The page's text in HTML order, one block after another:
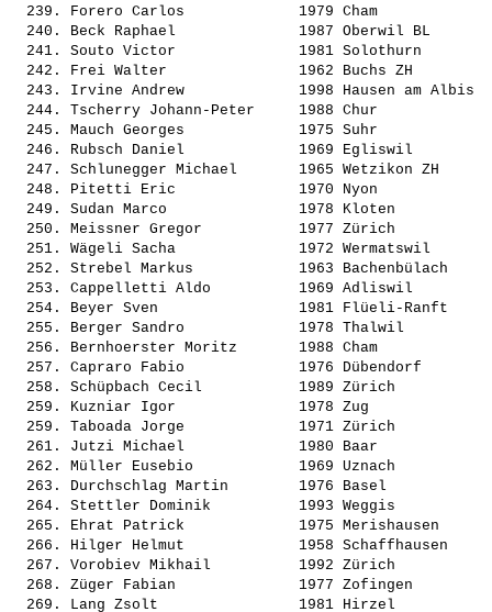
  239.
Forero Carlos
1979 Cham
  240.
Beck Raphael
1987 Oberwil BL
  241.
Souto Victor
1981 Solothurn
  242.
Frei Walter
1962 Buchs ZH
  243.
Irvine Andrew
1998 Hausen am
  244.
Tscherry Johann-Peter
1988 Chur
  245.
Mauch Georges
1975 Suhr
  246.
Rubsch Daniel
1969 Egliswil
  247.
Schlunegger Michael
1965 Wetzikon
  248.
Pitetti Eric
1970 Nyon
  249.
Sudan Marco
1978 Kloten
  250.
Meissner Gregor
1977 Zürich
  251.
Wägeli Sacha
1972 Wermatswil
  252.
Strebel Markus
1963
  253.
Cappelletti Aldo
1969 Adliswil
  254.
Beyer Sven
1981 Flüeli-Ranft
  255.
Berger Sandro
1978 Thalwil
  256.
Bernhoerster Moritz
1988 Cham
  257.
Capraro Fabio
1976 Dübendorf
  258.
Schüpbach Cecil
1989 Zürich
  259.
Kuzniar Igor
1978 Zug
  259.
Taboada Jorge
1971 Zürich
  261.
Jutzi Michael
1980 Baar
  262.
Müller Eusebio
1969 Uznach
  263.
Durchschlag Martin
1976 Basel
  264.
Stettler Dominik
1993 Weggis
  265.
Ehrat Patrick
1975 Merishausen
  266.
Hilger Helmut
1958
  267.
Vorobiev Mikhail
1992 Zürich
  268.
Züger Fabian
1977 Zofingen
  269.
Lang Zsolt
1981 Hirzel